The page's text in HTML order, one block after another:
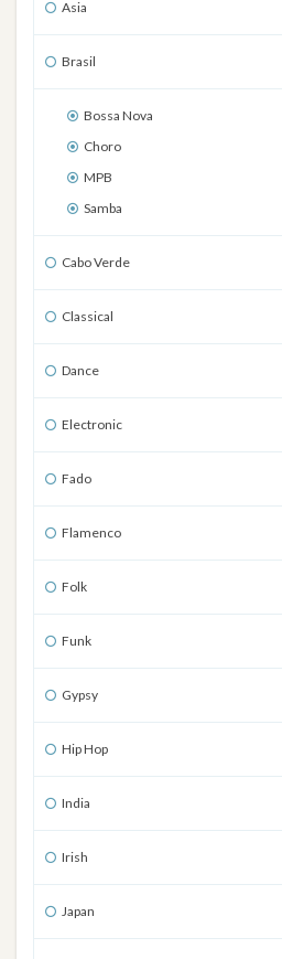
Asia
Brasil
Bossa Nova
Choro
MPB
Samba
Cabo Verde
Classical
Dance
Electronic
Fado
Flamenco
Folk
Funk
Gypsy
Hip Hop
India
Irish
Japan